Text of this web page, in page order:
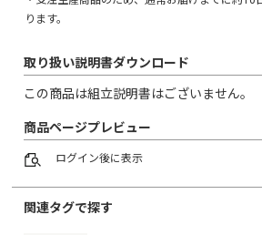
随時の在庫更新は必要ございません。
※「タブ」で、『幅』『高さ』をお客様が
作成しております。
※楽天でのご登録時、SKU数が400以下と
シリーズ商品（統合ページ）につきまし
SKUを2つに分けたCSV（SH-29-VBOD-
をご用意しております。
■■■オーダーメイド家具■■■
ります。
取り扱い説明書ダウンロード
この商品は組立説明書はございません。
商品ページプレビュー
ログイン後に表示
関連タグで探す